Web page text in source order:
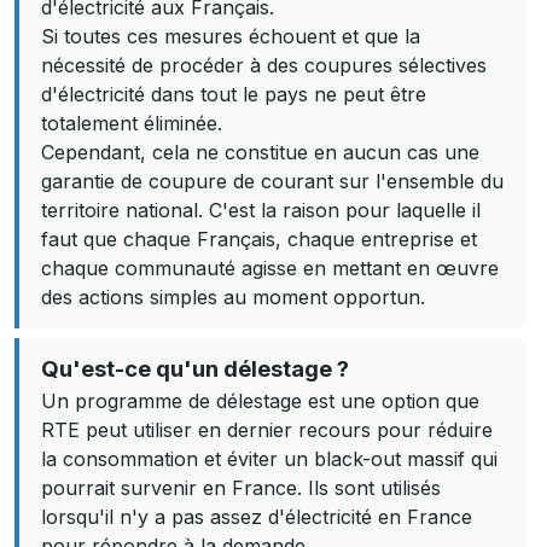
d'électricité aux Français.
Si toutes ces mesures échouent et que la
nécessité de procéder à des coupures sélectives
d'électricité dans tout le pays ne peut être
totalement éliminée.
Cependant, cela ne constitue en aucun cas une
garantie de coupure de courant sur l'ensemble du
territoire national. C'est la raison pour laquelle il
faut que chaque Français, chaque entreprise et
chaque communauté agisse en mettant en œuvre
des actions simples au moment opportun.
Qu'est-ce qu'un délestage ?
Un programme de délestage est une option que
RTE peut utiliser en dernier recours pour réduire
la consommation et éviter un black-out massif qui
pourrait survenir en France. Ils sont utilisés
lorsqu'il n'y a pas assez d'électricité en France